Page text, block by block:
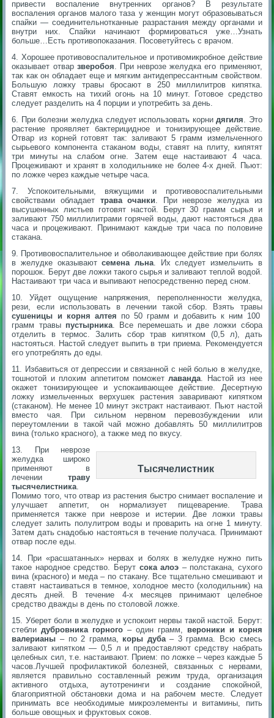
привести воспаление внутренних органов? В результате
воспаления органов малого таза у женщин могут образовываться
спайки — соединительнотканные разрастания между органами и
внутри них. Спайки начинают формироваться уже…Узнать
больше…Есть противопоказания. Посоветуйтесь с врачом.
4. Хорошее противовоспалительное и противомикробное действие
оказывает отвар зверобоя. При неврозе желудка его применяют,
так как он обладает еще и мягким антидепрессантным свойством.
Большую ложку травы бросают в 250 миллилитров кипятка.
Ставят емкость на тихий огонь на 10 минут. Готовое средство
следует разделить на 4 порции и употребить за день.
6. При болезни желудка следует использовать корнидягиля. Это
растение проявляет бактерицидное и тонизирующее действие.
Отвар из корней готовят так: заливают 5 грамм измельченного
сырьевого компонента стаканом воды, ставят на плиту, кипятят
три минуты на слабом огне. Затем еще настаивают 4 часа.
Процеживают и хранят в холодильнике не более 4-х дней. Пьют:
по ложке через каждые четыре часа.
7. Успокоительными, вяжущими и противовоспалительными
свойствами обладает трава очанки. При неврозе желудка из
высушенных листьев готовят настой. Берут 30 грамм сырья и
заливают 750 миллилитрами горячей воды, дают настояться два
часа и процеживают. Принимают каждые три часа по половине
стакана.
9. Противовоспалительное и обволакивающее действие при болях
в желудке оказываютсемена льна. Их следует измельчить в
порошок. Берут две ложки такого сырья и заливают теплой водой.
Настаивают три часа и выпивают непосредственно перед сном.
10. Уйдет ощущение напряжения, переполненности желудка,
рези, если использовать в лечении такой сбор. Взять травы
сушеницы и корня алтея по 50 грамм и добавить к ним 100
грамм травы пустырника. Все перемешать и две ложки сбора
отделить в термос. Залить сбор трав кипятком (0,5 л), дать
настояться. Настой следует выпить в три приема. Рекомендуется
его употреблять до еды.
11. Избавиться от депрессии и связанной с ней болью в желудке,
тошнотой и плохим аппетитом поможетлаванда. Настой из нее
окажет тонизирующее и успокаивающее действие. Десертную
ложку измельченных верхушек растения заваривают кипятком
(стаканом). Не менее 10 минут экстракт настаивают. Пьют настой
вместо чая. При сильном нервном перевозбуждении или
переутомлении в такой чай можно добавлять 50 миллилитров
вина (только красного), а также мед по вкусу.
Тысячелистник
13. При неврозе
желудка широко
применяют в
лечении траву
тысячелистника.
Помимо того, что отвар из растения быстро снимает воспаление и
улучшает аппетит, он нормализует пищеварение. Трава
применяется также при неврозе и истерии. Две ложки травы
следует залить полулитром воды и проварить на огне 1 минуту.
Затем дать снадобью настояться в течение получаса. Принимают
отвар после еды.
14. При «расшатанных» нервах и болях в желудке нужно пить
такое народное средство. Берут сока алоэ – полстакана, сухого
вина (красного) и меда – по стакану. Все тщательно смешивают и
ставят настаиваться в темное, холодное место (холодильник) на
десять дней. В течение 4-х месяцев принимают целебное
средство дважды в день по столовой ложке.
15. Уберет боли в желудке и успокоит нервы такой настой. Берут:
стеблидубровника горного – один грамм, вероники и корня
валерианы – по 2 грамма, коры дуба– 3 грамма. Всю смесь
заливают кипятком — 0,5 л и предоставляют средству набрать
целебных сил, т.е. настаивают. Прием: по ложке – через каждые 5
часов.Лучшей профилактикой болезней, связанных с нервами,
является правильно составленный режим труда, организация
активного отдыха, аутотренинги и создание спокойной,
благоприятной обстановки дома и на рабочем месте. Следует
принимать все необходимые микроэлементы и витамины, пить
больше овощных и фруктовых соков.